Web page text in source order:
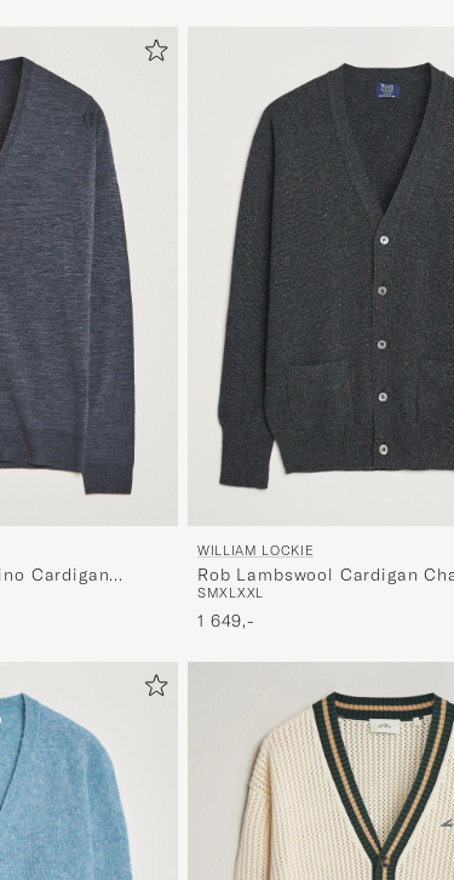
Cardigan
WILLIAM LOCKIE
Rob Lambswool Cardigan
SMXLXXL
1 649,-